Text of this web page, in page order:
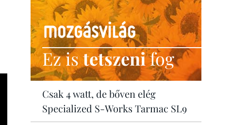
Ez istetszenifog
Csak 4 watt, de bőven elég
Specialized S-Works Tarmac SL9